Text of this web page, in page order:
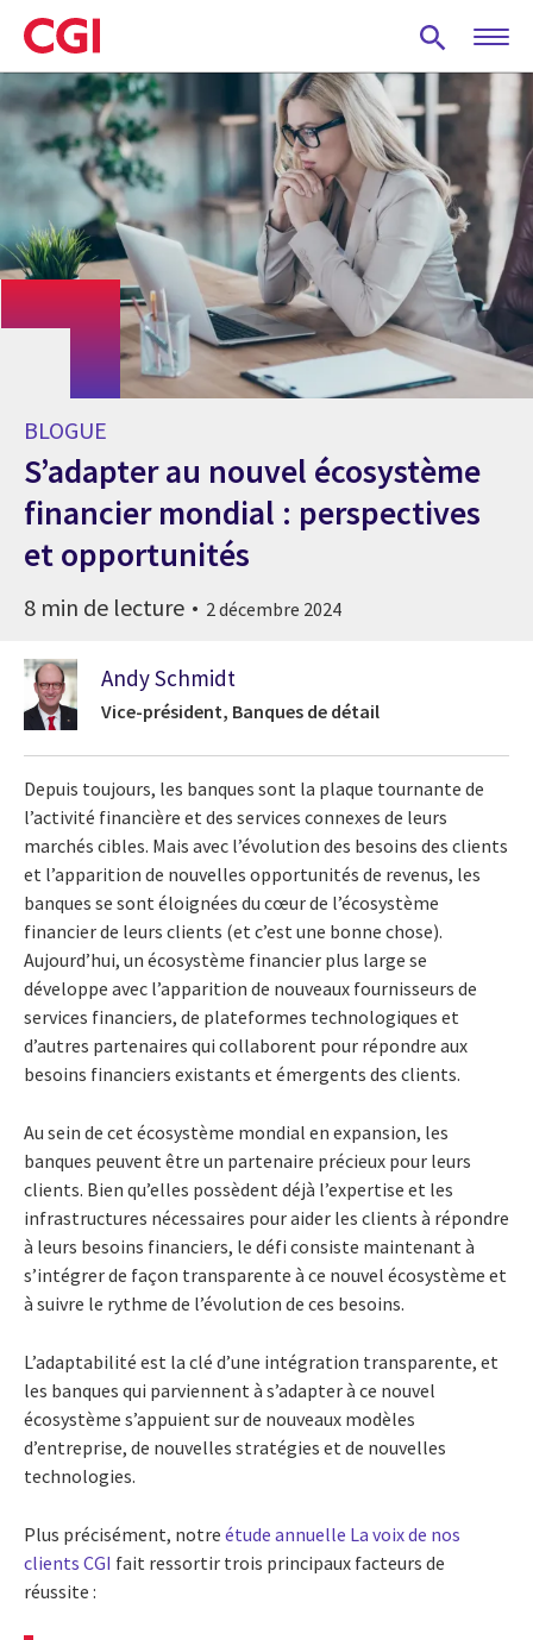
Skip
to
main
content
BLOGUE
S’adapter au nouvel écosystème
financier mondial : perspectives
et opportunités
8 min de lecture 2 décembre 2024
Andy Schmidt
Vice-président, Banques de détail
Depuis toujours, les banques sont la plaque tournante de
l’activité financière et des services connexes de leurs
marchés cibles. Mais avec l’évolution des besoins des clients
et l’apparition de nouvelles opportunités de revenus, les
banques se sont éloignées du cœur de l’écosystème
financier de leurs clients (et c’est une bonne chose).
Aujourd’hui, un écosystème financier plus large se
développe avec l’apparition de nouveaux fournisseurs de
services financiers, de plateformes technologiques et
d’autres partenaires qui collaborent pour répondre aux
besoins financiers existants et émergents des clients.
Au sein de cet écosystème mondial en expansion, les
banques peuvent être un partenaire précieux pour leurs
clients. Bien qu’elles possèdent déjà l’expertise et les
infrastructures nécessaires pour aider les clients à répondre
à leurs besoins financiers, le défi consiste maintenant à
s’intégrer de façon transparente à ce nouvel écosystème et
à suivre le rythme de l’évolution de ces besoins.
L’adaptabilité est la clé d’une intégration transparente, et
les banques qui parviennent à s’adapter à ce nouvel
écosystème s’appuient sur de nouveaux modèles
d’entreprise, de nouvelles stratégies et de nouvelles
technologies.
Plus précisément, notre étude annuelle La voix de nos
clients CGI fait ressortir trois principaux facteurs de
réussite :